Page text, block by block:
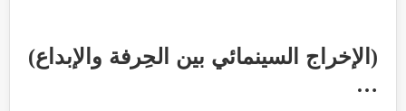
(الإخراج السينمائي بين الحِرفة والإبداع)
…